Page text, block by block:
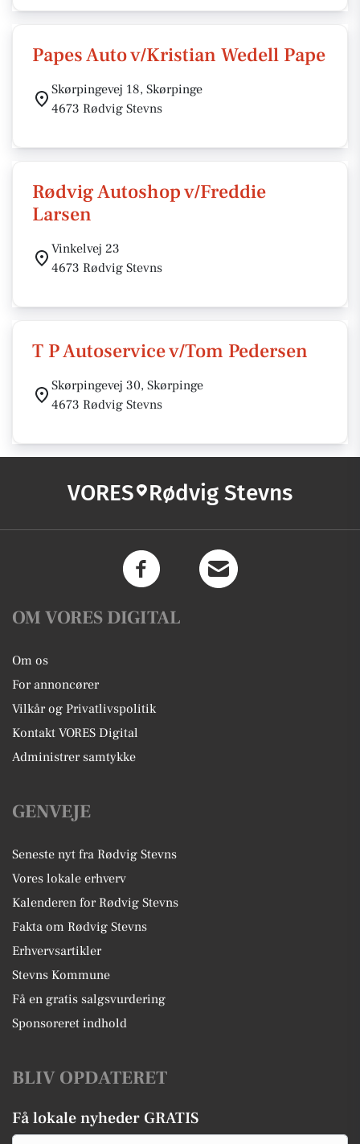
Papes Auto v/Kristian Wedell Pape
Skørpingevej 18, Skørpinge
4673 Rødvig Stevns
Rødvig Autoshop v/Freddie
Larsen
Vinkelvej 23
4673 Rødvig Stevns
T P Autoservice v/Tom Pedersen
Skørpingevej 30, Skørpinge
4673 Rødvig Stevns
VORES Rødvig Stevns
OM VORES DIGITAL
Om os
For annoncører
Vilkår og Privatlivspolitik
Kontakt VORES Digital
Administrer samtykke
GENVEJE
Seneste nyt fra Rødvig Stevns
Vores lokale erhverv
Kalenderen for Rødvig Stevns
Fakta om Rødvig Stevns
Erhvervsartikler
Stevns Kommune
Få en gratis salgsvurdering
Sponsoreret indhold
BLIV OPDATERET
Få lokale nyheder GRATIS